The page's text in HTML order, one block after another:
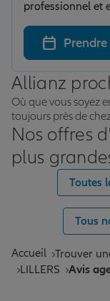
professionnel et
Allianz
Où que vous soyez
toujours près de
Nos offres
plus
Toutes
Tous
Accueil Trouver
LILLERS
Avis